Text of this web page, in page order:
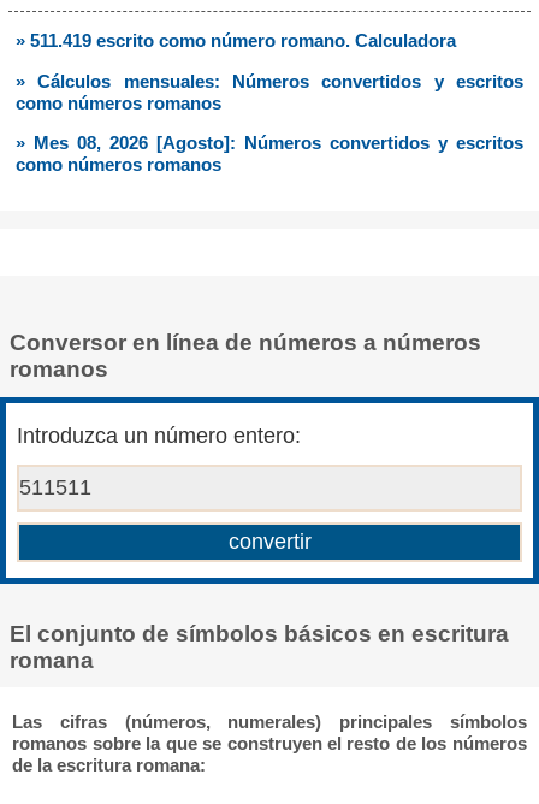
» 511.419 escrito como número romano. Calculadora
» Cálculos mensuales: Números convertidos y escritos
como números romanos
» Mes 08, 2026 [Agosto]: Números convertidos y escritos
como números romanos
Conversor en línea de números a números
romanos
Introduzca un número entero:
El conjunto de símbolos básicos en escritura
romana
Las cifras (números, numerales) principales símbolos
romanos sobre la que se construyen el resto de los números
de la escritura romana: